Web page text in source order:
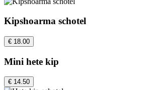
Kipshoarma schotel
€ 18.00
Mini hete kip
€ 14.50